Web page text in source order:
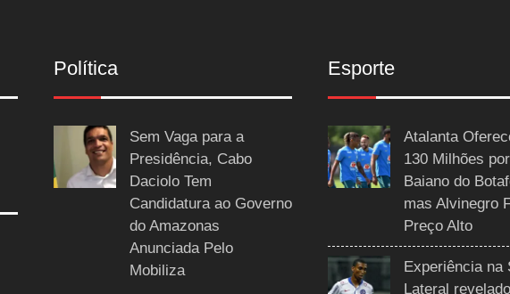
Política
Sem Vaga para a
Presidência, Cabo
Daciolo Tem
Candidatura ao Governo
do Amazonas
Anunciada Pelo
Mobiliza
Esporte
Atalanta
130 Milhões
Baiano do
mas Alvinegro
Preço Alto
Experiência na
Lateral